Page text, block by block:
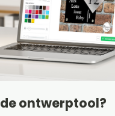
ontwerptool?